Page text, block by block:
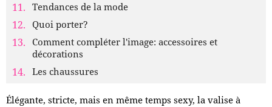
Tendances de la mode
Quoi porter?
Comment compléter l'image: accessoires et
décorations
Les chaussures
Élégante, stricte, mais en même temps sexy, la valise à